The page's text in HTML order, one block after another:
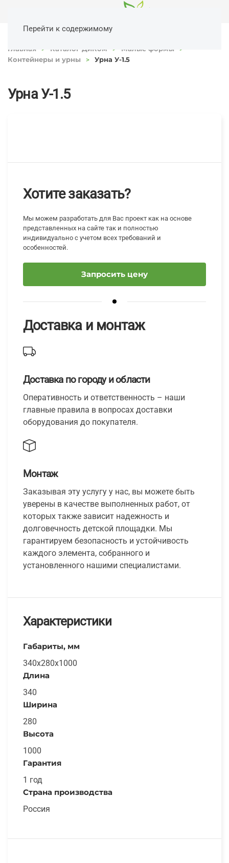
Перейти к содержимому
Главная Каталог ДиКом
Малые формы
Контейнеры и урны
Урна У-1.5
Урна У-1.5
Хотите заказать?
Мы можем разработать для Вас проект как на основе
представленных на сайте так и полностью
индивидуально с учетом всех требований и
особенностей.
Запросить цену
Доставка и монтаж
Доставка по городу и области
Оперативность и ответственность – наши
главные правила в вопросах доставки
оборудования до покупателя.
Монтаж
Заказывая эту услугу у нас, вы можете быть
уверены в качестве выполненных работ, от
которых также зависит надежность и
долговечность детской площадки. Мы
гарантируем безопасность и устойчивость
каждого элемента, собранного и
установленного нашими специалистами.
Характеристики
Габариты, мм
340x280x1000
Длина
340
Ширина
280
Высота
1000
Гарантия
1 год
Страна производства
Россия